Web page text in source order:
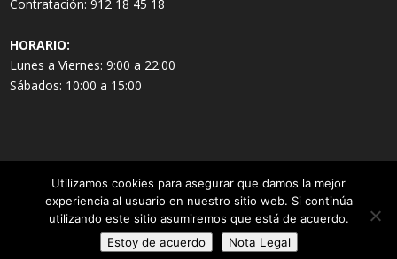
Contratación:912 18 45 18
HORARIO:
Lunes a Viernes: 9:00 a 22:00
Sábados: 10:00 a 15:00
2026 eSeguros.es | Sistemas actualizados el
06 de Agosto de 2026
Utilizamos cookies para asegurar que damos la mejor
experiencia al usuario en nuestro sitio web. Si continúa
utilizando este sitio asumiremos que está de acuerdo.
Estoy de acuerdo
Nota Legal